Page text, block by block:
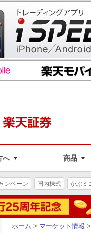
へ 商品
ンペーン 国内株式 かぶミ
ホーム > マーケット情報 >